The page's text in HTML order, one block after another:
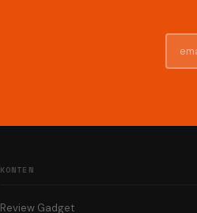
KONTEN
Review Gadget